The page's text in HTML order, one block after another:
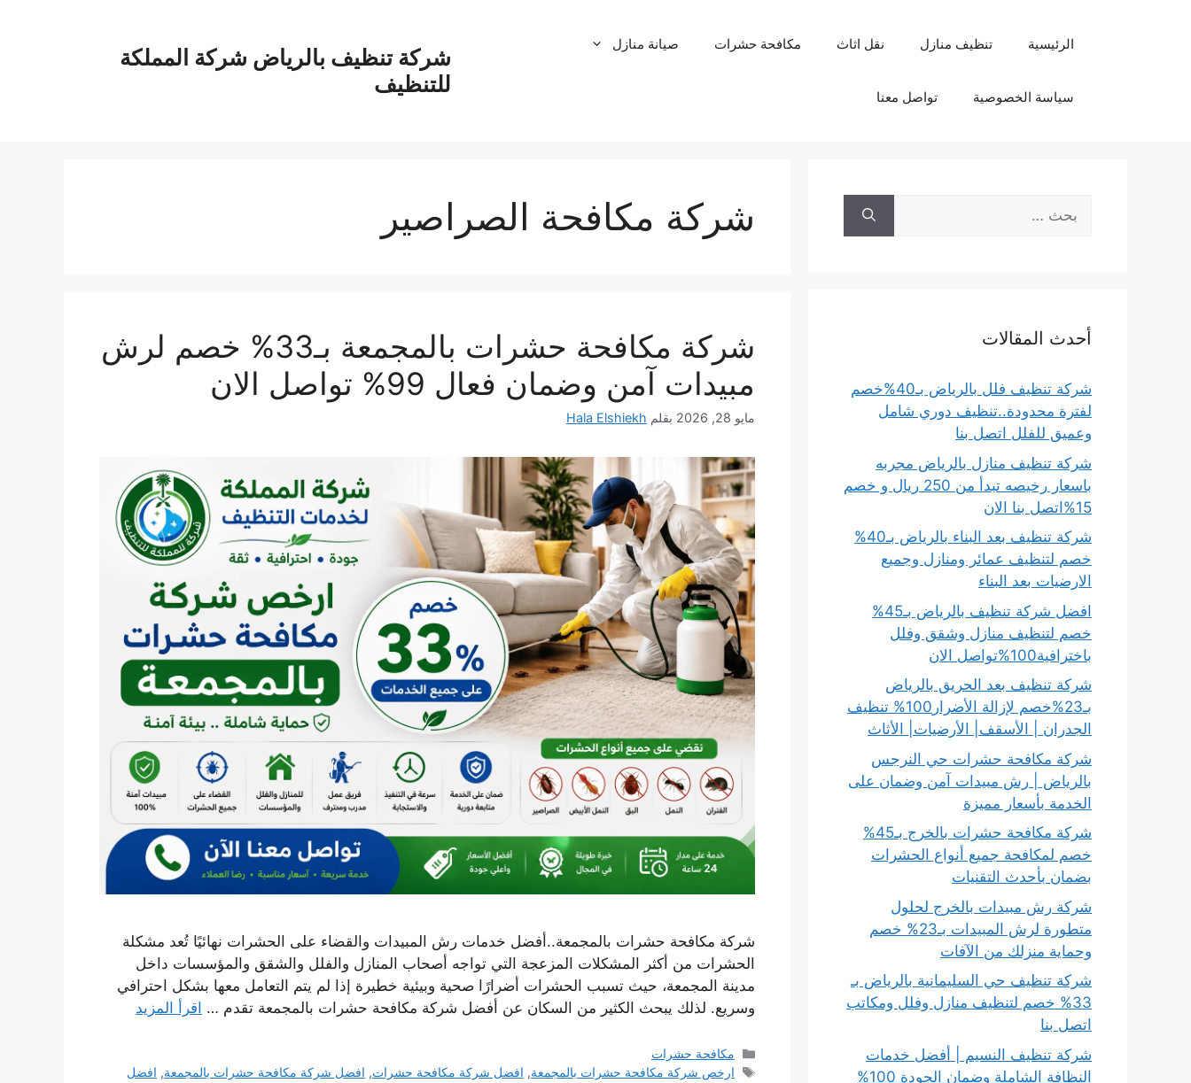
شركة تنظيف بالرياض شركة المملكة
للتنظيف
الرئيسية تنظيف منازل نقل اثاث مكافحة حشرات صيانة منازل
سياسة الخصوصية تواصل معنا
شركة مكافحة الصراصير
شركة مكافحة حشرات بالمجمعة بـ33% خصم لرش
مبيدات آمن وضمان فعال 99% تواصل الان
مايو 28, 2026 بقلم Hala Elshiekh
شركة مكافحة حشرات بالمجمعة..أفضل خدمات رش المبيدات والقضاء على الحشرات نهائيًا تُعد مشكلة
الحشرات من أكثر المشكلات المزعجة التي تواجه أصحاب المنازل والفلل والشقق والمؤسسات داخل
مدينة المجمعة، حيث تسبب الحشرات أضرارًا صحية وبيئية خطيرة إذا لم يتم التعامل معها بشكل احترافي
وسريع. لذلك يبحث الكثير من السكان عن أفضل شركة مكافحة حشرات بالمجمعة تقدم … اقرأ المزيد
التصنيفات
مكافحة حشرات
الوسوم
ارخص شركة مكافحة حشرات بالمجمعة, افضل شركة مكافحة حشرات, افضل شركة مكافحة حشرات بالمجمعة, افضل
عن:
أحدث المقالات
شركة تنظيف فلل بالرياض بـ40%خصم
لفترة محدودة..تنظيف دوري شامل
وعميق للفلل اتصل بنا
شركة تنظيف منازل بالرياض مجربه
باسعار رخيصه تبدأ من 250 ريال و خصم
15%اتصل بنا الان
شركة تنظيف بعد البناء بالرياض بـ40%
خصم لتنظيف عمائر ومنازل وجميع
الارضيات بعد البناء
افضل شركة تنظيف بالرياض بـ45%
خصم لتنظيف منازل وشقق وفلل
باخترافية100%تواصل الان
شركة تنظيف بعد الحريق بالرياض
بـ23%خصم لإزالة الأضرار100% تنظيف
الجدران | الأسقف| الأرضيات| الأثاث
شركة مكافحة حشرات حي النرجس
بالرياض | رش مبيدات آمن وضمان على
الخدمة بأسعار مميزة
شركة مكافحة حشرات بالخرج بـ45%
خصم لمكافحة جميع أنواع الحشرات
بضمان بأحدث التقنيات
شركة رش مبيدات بالخرج لحلول
متطورة لرش المبيدات بـ23% خصم
وحماية منزلك من الآفات
شركة تنظيف حي السليمانية بالرياض بـ
33% خصم لتنظيف منازل وفلل ومكاتب
اتصل بنا
شركة تنظيف النسيم | أفضل خدمات
النظافة الشاملة وضمان الجودة 100%